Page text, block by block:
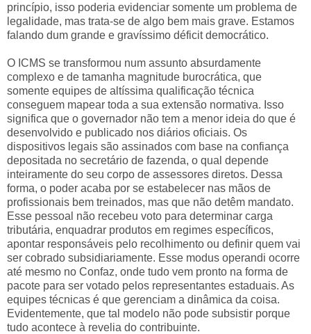
princípio, isso poderia evidenciar somente um problema de
legalidade, mas trata-se de algo bem mais grave. Estamos
falando dum grande e gravíssimo déficit democrático.
O ICMS se transformou num assunto absurdamente
complexo e de tamanha magnitude burocrática, que
somente equipes de altíssima qualificação técnica
conseguem mapear toda a sua extensão normativa. Isso
significa que o governador não tem a menor ideia do que é
desenvolvido e publicado nos diários oficiais. Os
dispositivos legais são assinados com base na confiança
depositada no secretário de fazenda, o qual depende
inteiramente do seu corpo de assessores diretos. Dessa
forma, o poder acaba por se estabelecer nas mãos de
profissionais bem treinados, mas que não detêm mandato.
Esse pessoal não recebeu voto para determinar carga
tributária, enquadrar produtos em regimes específicos,
apontar responsáveis pelo recolhimento ou definir quem vai
ser cobrado subsidiariamente. Esse modus operandi ocorre
até mesmo no Confaz, onde tudo vem pronto na forma de
pacote para ser votado pelos representantes estaduais. As
equipes técnicas é que gerenciam a dinâmica da coisa.
Evidentemente, que tal modelo não pode subsistir porque
tudo acontece à revelia do contribuinte.